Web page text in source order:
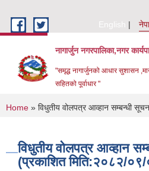
English
नागार्जुन नगरपालिका,नगर
"समृद्ध नागार्जुनको आधार सुशासन
सहितको पूर्वाधार "
You are here
Home » विधुतीय वोलपत्र आव्हान सम्बन्धी
विधुतीय वोलपत्र आव्हान
(प्रकाशित मिति:२०८२/